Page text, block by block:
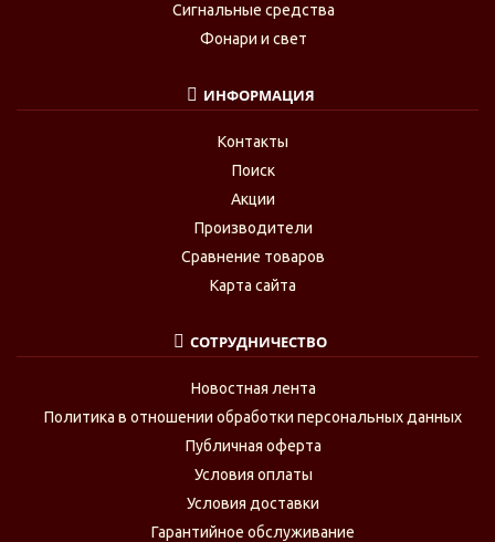
Сигнальные средства
Фонари и свет
ИНФОРМАЦИЯ
Контакты
Поиск
Акции
Производители
Сравнение товаров
Карта сайта
СОТРУДНИЧЕСТВО
Новостная лента
Политика в отношении обработки персональных данных
Публичная оферта
Условия оплаты
Условия доставки
Гарантийное обслуживание